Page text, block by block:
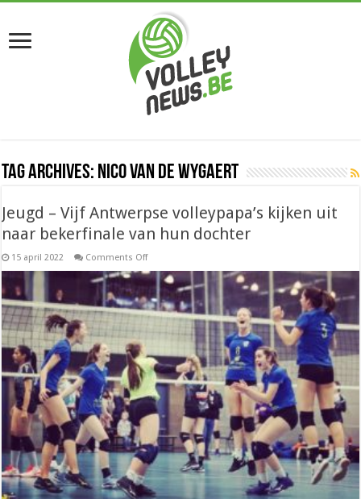
Tag Archives: Nico Van de Wygaert
Jeugd – Vijf Antwerpse volleypapa’s kijken uit
naar bekerfinale van hun dochter
15 april 2022 Comments Offon
–
Vijf
Antwerpse
volleypapa’s
kijken
uit
van
hun
dochter